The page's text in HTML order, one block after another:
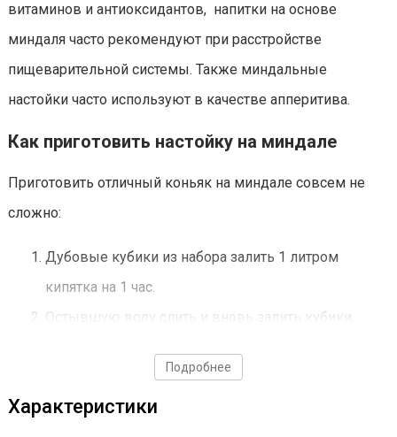
витаминов и антиоксидантов, напитки на основе
миндаля часто рекомендуют при расстройстве
пищеварительной системы. Также миндальные
настойки часто используют в качестве апперитива.
Как приготовить настойку на миндале
Приготовить отличный коньяк на миндале совсем не
сложно:
Дубовые кубики из набора залить 1 литром
кипятка на 1 час.
Остывшую воду слить и вновь залить кубики
Остальные ингредиенты в этом время залить 3
литрами самогона крепостью 45%. Добавить к ним
Подробнее
Характеристики